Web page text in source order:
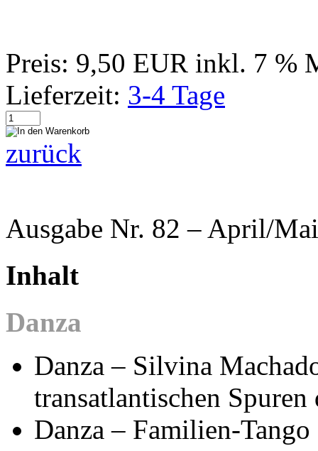
Preis: 9,50 EUR inkl. 7 %
Lieferzeit: 3-4 Tage
zurück
Ausgabe Nr. 82 – April/
Inhalt
Danza
Danza – Silvina
transatlantischen
Danza – Familien-